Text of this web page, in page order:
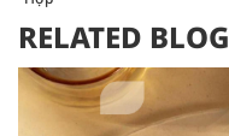
RELATED BLOG